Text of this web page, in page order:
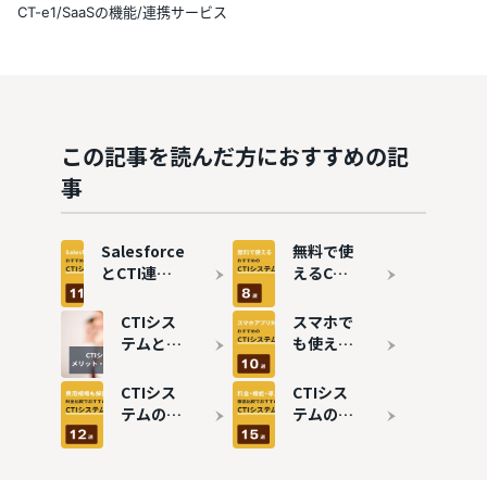
CT-e1/SaaSの機能/連携サービス
この記事を読んだ方におすすめの記
事
Salesforce
とCTI連携
は？おすす
めシステム
11選も紹介
無料で使
えるCTI
おすすめ
8選！コ
率化
CTIシス
テムと
ット・デ
メリッ
スマホで
も使え
リ対応の
CTIシス
CTIシス
テムの費
CTIシス
テムのタ